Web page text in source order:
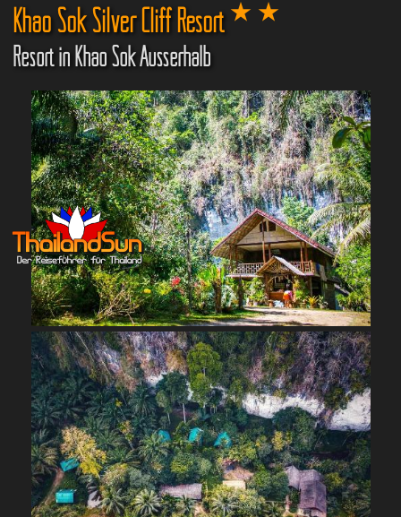
Khao Sok Silver Cliff Resort
Resort in Khao Sok Ausserhalb